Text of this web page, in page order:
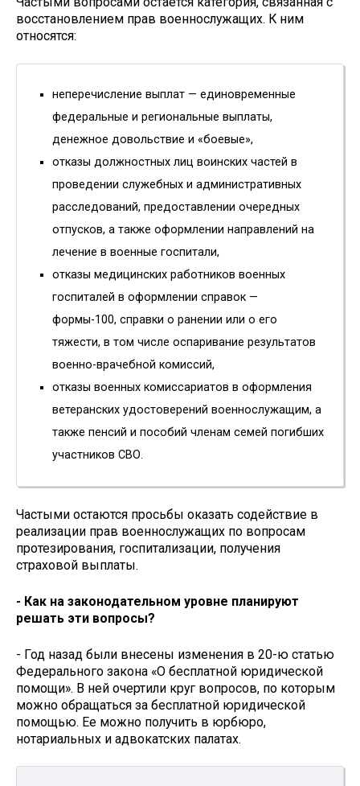
восстановлением прав военнослужащих. К ним
относятся:
неперечисление выплат — единовременные
федеральные и региональные выплаты,
денежное довольствие и «боевые»,
отказы должностных лиц воинских частей в
проведении служебных и административных
расследований, предоставлении очередных
отпусков, а также оформлении направлений на
лечение в военные госпитали,
отказы медицинских работников военных
госпиталей в оформлении справок —
формы-100, справки о ранении или о его
тяжести, в том числе оспаривание результатов
военно-врачебной комиссий,
отказы военных комиссариатов в оформления
ветеранских удостоверений военнослужащим, а
также пенсий и пособий членам семей погибших
участников СВО.
Частыми остаются просьбы оказать содействие в
реализации прав военнослужащих по вопросам
протезирования, госпитализации, получения
страховой выплаты.
- Как на законодательном уровне планируют
решать эти вопросы?
- Год назад были внесены изменения в 20-ю статью
Федерального закона «О бесплатной юридической
помощи». В ней очертили круг вопросов, по которым
можно обращаться за бесплатной юридической
помощью. Ее можно получить в юрбюро,
нотариальных и адвокатских палатах.